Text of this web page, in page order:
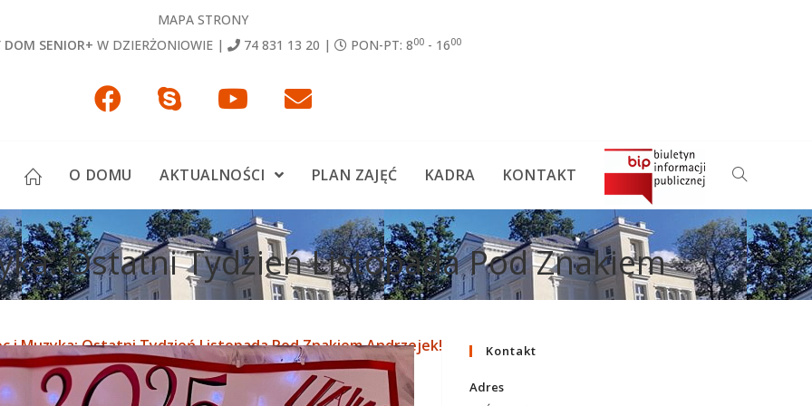
MAPA STRONY
DOM SENIOR+ W DZIERŻONIOWIE | 74 831 13 20 | PON-PT: 800- 1600
O DOMU AKTUALNOŚCI PLAN ZAJĘĆ KADRA KONTAKT
Ostatni Tydzień Listopada Pod Znakiem
i Muzyka: Ostatni Tydzień Listopada Pod Znakiem Andrzejek! Kontakt
Adres